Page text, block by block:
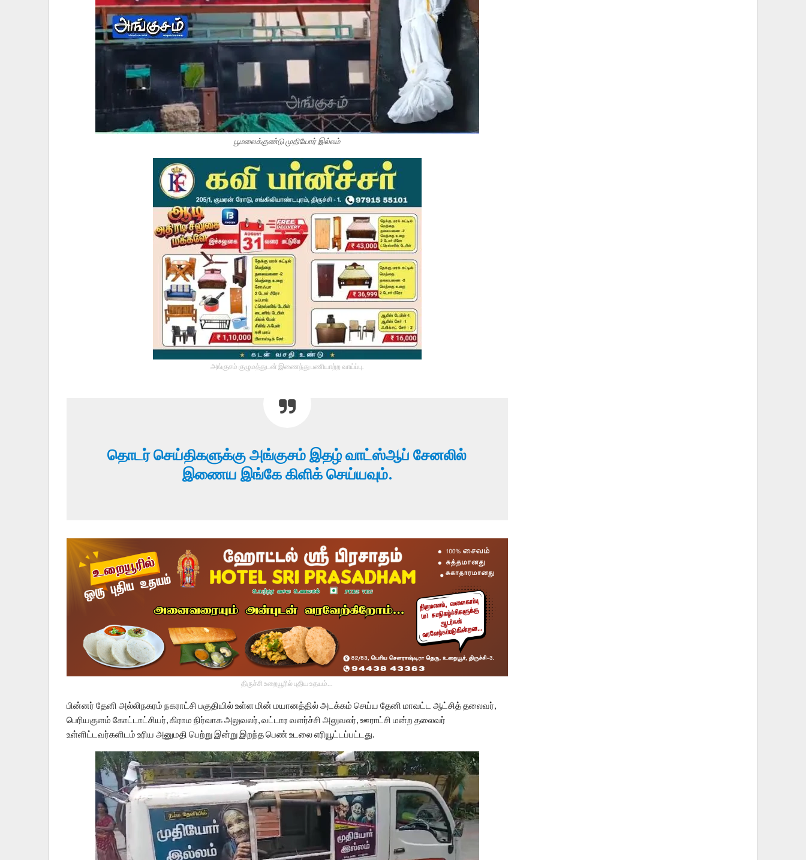
பூமலைக்குண்டு முதியோர் இல்லம்
அங்குசம் குழுமத்துடன் இணைந்து பணியாற்ற வாய்ப்பு.
தொடர் செய்திகளுக்கு அங்குசம் இதழ் வாட்ஸ்ஆப் சேனலில்
இணைய இங்கே கிளிக் செய்யவும்.
திருச்சி உறையூரில் புதிய உதயம்...
பின்னர் தேனி அல்லிநகரம் நகராட்சி பகுதியில் உள்ள மின் மயானத்தில் அடக்கம் செய்ய தேனி மாவட்ட ஆட்சித் தலைவர்,
பெரியகுளம் கோட்டாட்சியர், கிராம நிர்வாக அலுவலர், வட்டார வளர்ச்சி அலுவலர், ஊராட்சி மன்ற தலைவர்
உள்ளிட்டவர்களிடம் உரிய அனுமதி பெற்று இன்று இறந்த பெண் உடலை எரியூட்டப்பட்டது.